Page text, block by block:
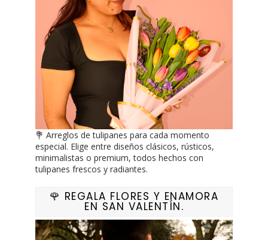
💐 Arreglos de tulipanes para cada momento
especial. Elige entre diseños clásicos, rústicos,
minimalistas o premium, todos hechos con
tulipanes frescos y radiantes.
🌹 REGALA FLORES Y ENAMORA
EN SAN VALENTÍN.